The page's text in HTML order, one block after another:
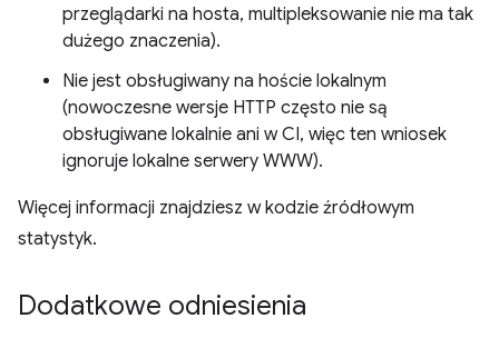
przeglądarki na hosta, multipleksowanie nie ma tak
dużego znaczenia).
Nie jest obsługiwany na hoście lokalnym
(nowoczesne wersje HTTP często nie są
obsługiwane lokalnie ani w CI, więc ten wniosek
ignoruje lokalne serwery WWW).
Więcej informacji znajdziesz w kodzie źródłowym
statystyk.
Dodatkowe odniesienia